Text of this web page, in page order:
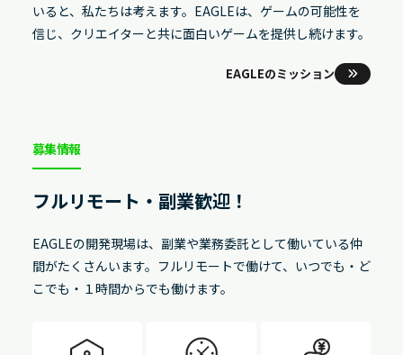
いると、私たちは考えます。 EAGLEは、ゲームの可能性を
信じ、クリエイターと共に面白いゲームを提供し続けます。
EAGLEのミッション
募集情報
フルリモート・副業歓迎！
EAGLEの開発現場は、副業や業務委託として働いている仲
間がたくさんいます。 フルリモートで働けて、いつでも・ど
こでも・１時間からでも働けます。